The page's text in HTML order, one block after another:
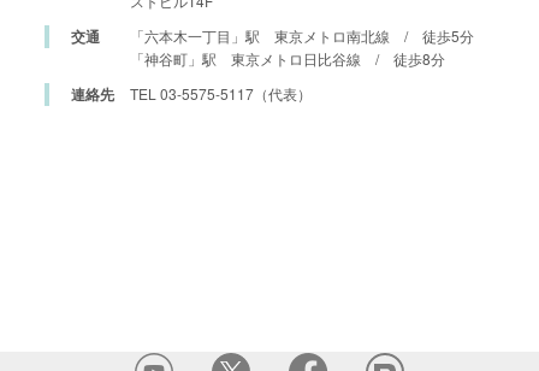
交通
「六本木一丁目」駅 東京メトロ南北線 / 徒歩5分
「神谷町」駅 東京メトロ日比谷線 / 徒歩8分
連絡先 TEL 03-5575-5117（代表）